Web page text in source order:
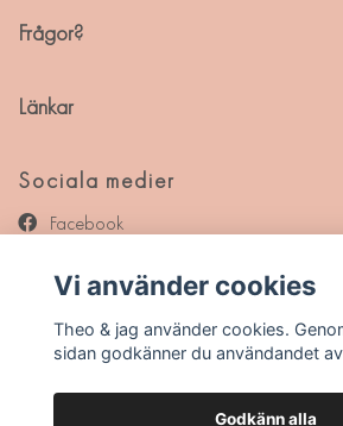
Frågor?
Länkar
Sociala medier
Facebook
Pinterest
Vi använder cookies
Theo & jag använder cookies.
sidan godkänner du användandet
Godkänn alla